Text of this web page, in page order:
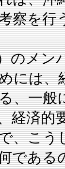
察を
メン
には、
、一
経済的
、こう
であ